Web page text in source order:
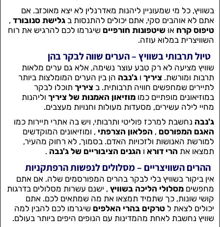
בשוויץ, כל מי שמעוניין ליהנות מאדרנלין לא יצא מאוכזב. אם
אתם לא אוהבים סקי, אתם יכולים להתנסות ב גלישת סנובורד ,
טיפוס קרח או שיטפונות חורפיים שיגרמו לכם להרגיש את רוח
השוויצרית במלוא עוזה.
טיול תרבותי בשוויץ – הערים שווה לבקר בהן
שוויץ מציעה לא רק טבע עוצר נשימה, אלא גם ערים מלאות
תרבות ומורשת. ציריך ו ג'נבה הן בין הערים המומלצות ביותר
לתיירים שמחפשים חוויה תרבותית. ב ציריך תוכלו לבקר
במוזיאונים מופתיים כמו מוזיאון האמנות של ציריך וליהנות
מחיי לילה עשירים, מסעדות מעולות וחנויות מעצבים.
ג'נבה נחשבת למרכז פוליטי ותרבותי, ויש בה אתרי תיירות כמו
האגם המפורסם , הפלאון הצרפתי , ומוזיאונים המוקדשים
למורשת האנושות ולזכויות האדם. בסמוך, לא רחוק מהעיר,
תמצאו את הרי דורא ו הגנים הציבוריים של ג'נבה .
ההרים השוויצריים – מסלולים לנפשות הרפתקניות
אין ביקור בשוויץ בלי לבקר בהרים המפורסמים שלה. אם אתם
מחפשים מסלולי הליכה בשוויץ , ישנם עשרות מסלולים בדרגות
קושי שונות, כך שתמיד תמצאו את מה שמתאים לכם. אתם
יכולים לצאת ל טרקים בהרי האלפים שיגרמו לכם להבין למה
שוויץ נחשבת לאחת מהמדינות עם הנופים היפים ביותר בעולם.